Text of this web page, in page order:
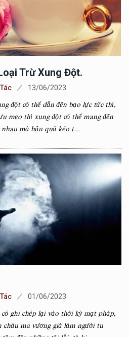
Trừ Xung Đột.
13/06/2023
đột có thể dẫn đến bạo lực tức thì,
mẹo thì xung đột có thể mang đến
mà hậu quả kéo t...
01/06/2023
ghi chép lại vào thời kỳ mạt pháp,
cháu ma vương giả làm người tu